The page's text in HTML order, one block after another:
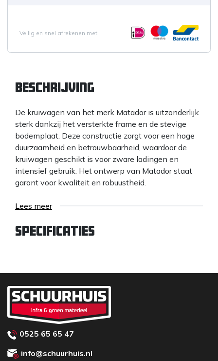
Veilig en snel afrekenen met
Beschrijving
De kruiwagen van het merk Matador is uitzonderlijk
sterk dankzij het versterkte frame en de stevige
bodemplaat. Deze constructie zorgt voor een hoge
duurzaamheid en betrouwbaarheid, waardoor de
kruiwagen geschikt is voor zware ladingen en
intensief gebruik. Het ontwerp van Matador staat
garant voor kwaliteit en robuustheid.
Lees meer
Specificaties
0525 65 65 47
info@schuurhuis.nl